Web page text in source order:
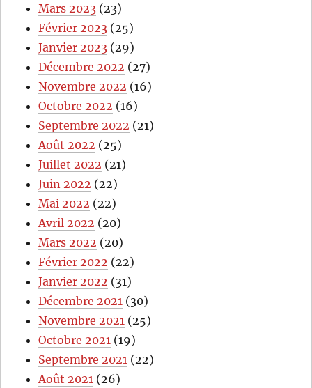
Mars 2023 (23)
Février 2023 (25)
Janvier 2023 (29)
Décembre 2022 (27)
Novembre 2022 (16)
Octobre 2022 (16)
Septembre 2022 (21)
Août 2022 (25)
Juillet 2022 (21)
Juin 2022 (22)
Mai 2022 (22)
Avril 2022 (20)
Mars 2022 (20)
Février 2022 (22)
Janvier 2022 (31)
Décembre 2021 (30)
Novembre 2021 (25)
Octobre 2021 (19)
Septembre 2021 (22)
Août 2021 (26)